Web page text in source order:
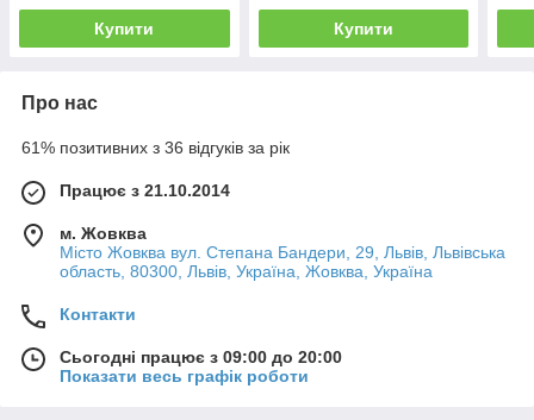
Купити Купити
Про нас
61% позитивних з 36 відгуків за рік
Працює з 21.10.2014
м. Жовква
Місто Жовква вул. Степана Бандери, 29, Львів, Львівська
область, 80300, Львів, Україна, Жовква, Україна
Контакти
Сьогодні працює з 09:00 до 20:00
Показати весь графік роботи